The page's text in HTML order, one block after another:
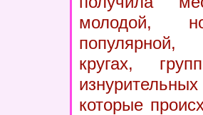
молодой,
кругах,
которые